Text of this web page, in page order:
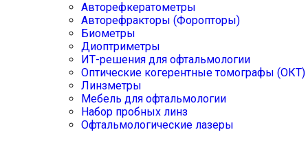
Авторефкератометры
Авторефракторы (Форопторы)
Биометры
Диоптриметры
ИТ-решения для офтальмологии
Оптические когерентные томографы (ОКТ)
Линзметры
Мебель для офтальмологии
Набор пробных линз
Офтальмологические лазеры